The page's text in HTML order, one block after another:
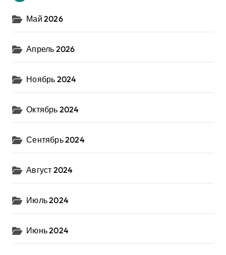
Май 2026
Апрель 2026
Ноябрь 2024
Октябрь 2024
Сентябрь 2024
Август 2024
Июль 2024
Июнь 2024